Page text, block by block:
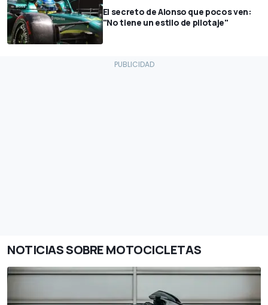
El secreto de Alonso que pocos ven:
"No tiene un estilo de pilotaje"
NOTICIAS SOBRE MOTOCICLETAS